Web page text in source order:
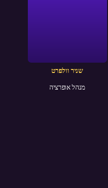
שניר וולפרט
מנהל אופרציה